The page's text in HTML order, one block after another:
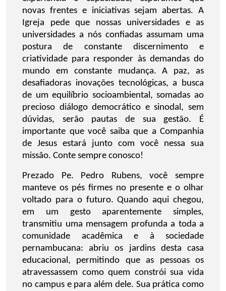
novas frentes e iniciativas sejam abertas. A
Igreja pede que nossas universidades e as
universidades a nós confiadas assumam uma
postura de constante discernimento e
criatividade para responder às demandas do
mundo em constante mudança. A paz, as
desafiadoras inovações tecnológicas, a busca
de um equilíbrio socioambiental, somadas ao
precioso diálogo democrático e sinodal, sem
dúvidas, serão pautas de sua gestão. É
importante que você saiba que a Companhia
de Jesus estará junto com você nessa sua
missão. Conte sempre conosco!
Prezado Pe. Pedro Rubens, você sempre
manteve os pés firmes no presente e o olhar
voltado para o futuro. Quando aqui chegou,
em um gesto aparentemente simples,
transmitiu uma mensagem profunda a toda a
comunidade acadêmica e à sociedade
pernambucana: abriu os jardins desta casa
educacional, permitindo que as pessoas os
atravessassem como quem constrói sua vida
no campus e para além dele. Sua prática como